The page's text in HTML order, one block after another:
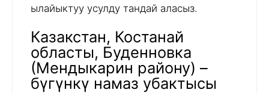
ылайыктуу усулду тандай аласыз.
Казакстан, Костанай
областы, Буденновка
(Мендыкарин району) –
бүгүнкү намаз убактысы